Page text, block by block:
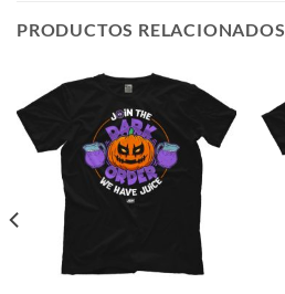
PRODUCTOS RELACIONADOS